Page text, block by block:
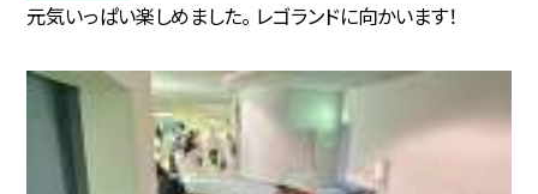
元気いっぱい楽しめました。 レゴランドに向かいます！